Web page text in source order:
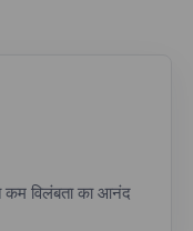
कम विलंबता का आनंद